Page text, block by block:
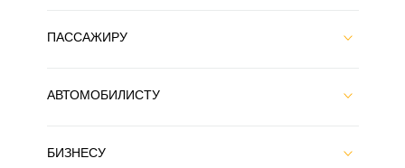
ПАССАЖИРУ
АВТОМОБИЛИСТУ
БИЗНЕСУ